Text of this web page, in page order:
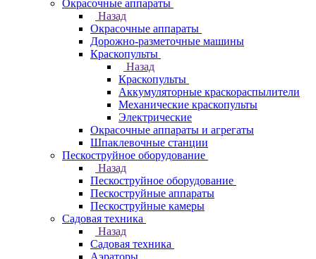
Окрасочные аппараты
Назад
Окрасочные аппараты
Дорожно-разметочные машины
Краскопульты
Назад
Краскопульты
Аккумуляторные краскораспылители
Механические краскопульты
Электрические
Окрасочные аппараты и агрегаты
Шпаклевочные станции
Пескоструйное оборудование
Назад
Пескоструйное оборудование
Пескоструйные аппараты
Пескоструйные камеры
Садовая техника
Назад
Садовая техника
Аэраторы